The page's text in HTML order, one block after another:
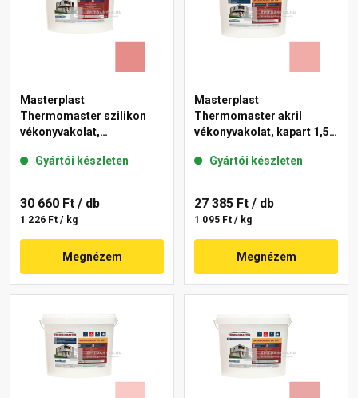
Masterplast
Thermomaster szilikon
vékonyvakolat,
22-D 25 kg
Gyártói készleten
30 660 Ft / db
1 226 Ft / kg
Megnézem
Masterplast
Thermomaster akril
vékonyvakolat, kapart 1,5
Gyártói készleten
27 385 Ft / db
1 095 Ft / kg
Megnézem